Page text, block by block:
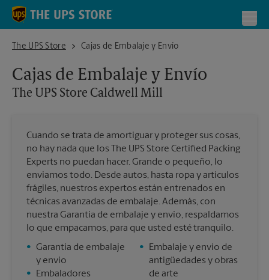
Skip to content
Return to Nav
The UPS Store
The UPS Store Caldwell MillCajas de Embalaje y Envío
Cajas de Embalaje y Envío
The UPS Store Caldwell Mill
Cuando se trata de amortiguar y proteger sus cosas,
no hay nada que los The UPS Store Certified Packing
Experts no puedan hacer. Grande o pequeño, lo
enviamos todo. Desde autos, hasta ropa y artículos
frágiles, nuestros expertos están entrenados en
técnicas avanzadas de embalaje. Además, con
nuestra Garantía de embalaje y envío, respaldamos
lo que empacamos, para que usted esté tranquilo.
• Garantía de embalaje
y envío
•
Embaladores
•
Embalaje y envío de
antigüedades y obras
de arte